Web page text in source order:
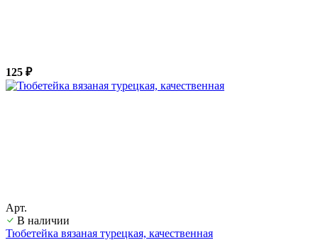
125 ₽
Арт.
В наличии
Тюбетейка вязаная турецкая, качественная